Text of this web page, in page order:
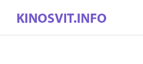
вмісту